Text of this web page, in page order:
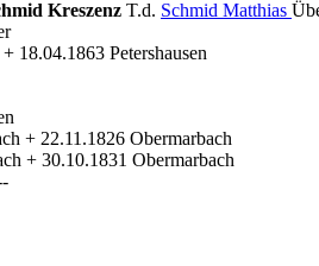
Kreszenz T.d. Schmid Matthias
18.04.1863 Petershausen
+ 22.11.1826 Obermarbach
+ 30.10.1831 Obermarbach